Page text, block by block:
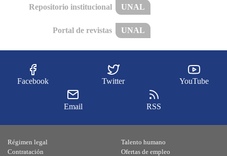
Repositorio institucional UNAL
Portal de revistas UNAL
Facebook Twitter YouTube
Email RSS
Régimen legal
Contratación
Talento humano
Ofertas de empleo